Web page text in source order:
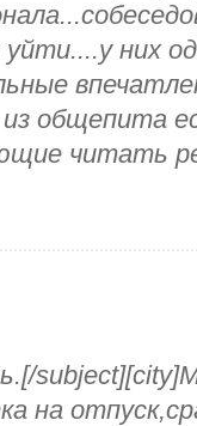
них
из общепита
читать
на